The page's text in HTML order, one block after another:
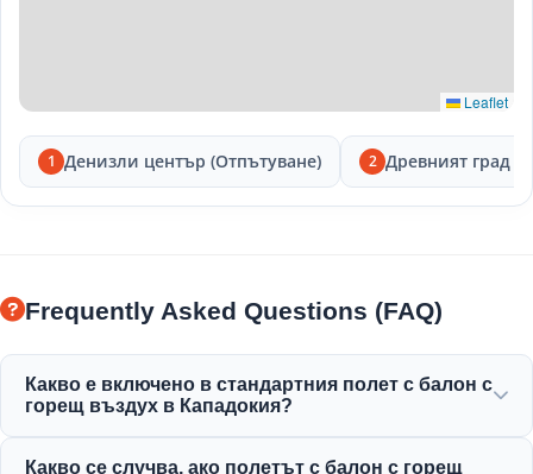
Leaflet
1 Денизли център (Отпътуване) 2 Древният град
Frequently Asked Questions (FAQ)
Какво е включено в стандартния полет с балон с
горещ въздух в Кападокия?
Какво се случва, ако полетът с балон с горещ